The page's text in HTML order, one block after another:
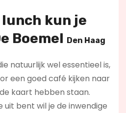
lunch kun je
Boemel Den Haag
natuurlijk wel essentieel is,
een goed café kijken naar
kaart hebben staan.
uit bent wil je de inwendige